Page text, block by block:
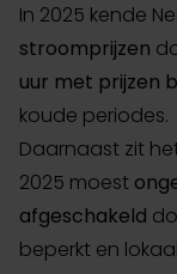
In 2025 kende
stroomprijzen
uur met prijzen
koude periodes.
Daarnaast zit
2025 moest
afgeschakeld
beperkt en